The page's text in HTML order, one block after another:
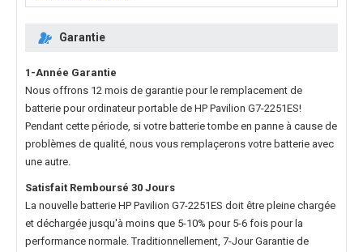
Garantie
1-Année Garantie
Nous offrons 12 mois de garantie pour le remplacement de
batterie pour ordinateur portable de HP Pavilion G7-2251ES!
Pendant cette période, si votre batterie tombe en panne à cause de
problèmes de qualité, nous vous remplaçerons votre batterie avec
une autre.
Satisfait Remboursé 30 Jours
La nouvelle batterie HP Pavilion G7-2251ES doit être pleine chargée
et déchargée jusqu'à moins que 5-10% pour 5-6 fois pour la
performance normale. Traditionnellement, 7-Jour Garantie de